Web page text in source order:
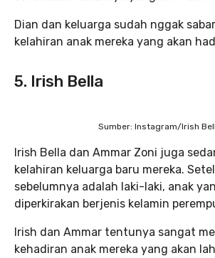
Dian dan keluarga sudah nggak
kelahiran anak mereka yang akan
5. Irish Bella
Sumber: Instagram/Irish
Irish Bella dan Ammar Zoni juga
kelahiran keluarga baru mereka.
sebelumnya adalah laki-laki, anak
diperkirakan berjenis kelamin
Irish dan Ammar tentunya sangat
kehadiran anak mereka yang akan